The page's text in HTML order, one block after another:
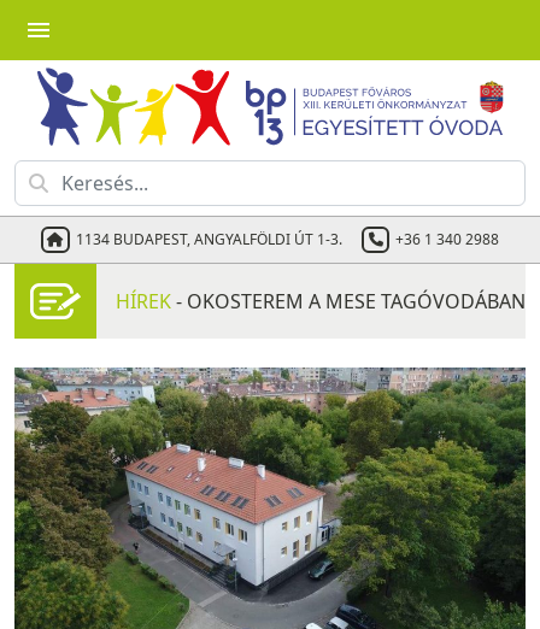
menu
1134 BUDAPEST, ANGYALFÖLDI ÚT 1-3. +36 1 340 2988
HÍREK- OKOSTEREM A MESE TAGÓVODÁBAN